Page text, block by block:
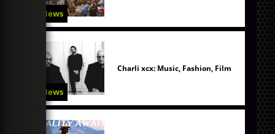
News
News
Charli xcx: Music, Fashion, Film